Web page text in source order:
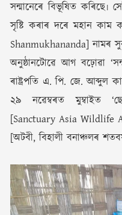
সন্মানেৰে বিভূষিত
সৃষ্টি কৰাৰ দৰে মহান কাম
Shanmukhananda] নামৰ
অনুষ্ঠানটোৱে আগ বঢ়োৱা
ৰাষ্ট্ৰপতি এ. পি. জে. আব্দুল
২৯ নৱেম্বৰত মুম্বাইত
[Sanctuary Asia Wildlife
[অটবী, বিহালী বনাঞ্চলৰ